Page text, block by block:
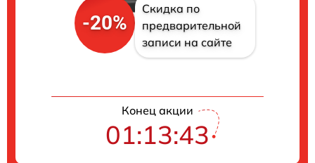
-20%
Скидка по
предварительной
записи на сайте
Конец акции
01:13:42